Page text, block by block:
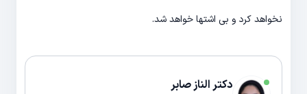
نخواهد کرد و بی اشتها خواهد شد.
دکتر الناز صابر